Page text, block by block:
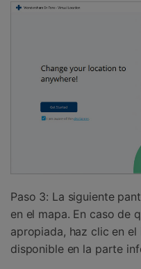
Paso 3: La siguiente
en el mapa. En caso de
apropiada, haz clic en
disponible en la parte